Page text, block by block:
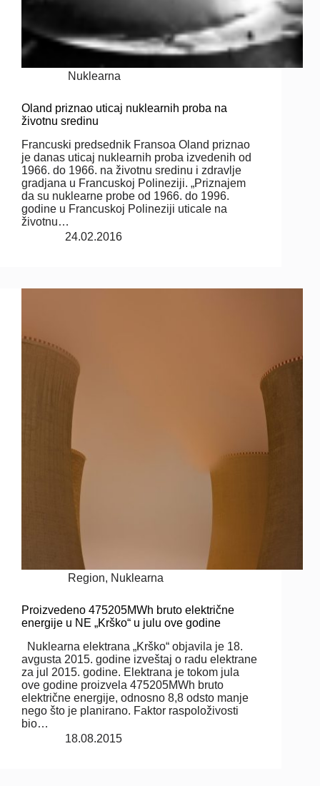
Nuklearna
Oland priznao uticaj nuklearnih proba na
životnu sredinu
Francuski predsednik Fransoa Oland priznao
je danas uticaj nuklearnih proba izvedenih od
1966. do 1966. na životnu sredinu i zdravlje
gradjana u Francuskoj Polineziji. „Priznajem
da su nuklearne probe od 1966. do 1996.
godine u Francuskoj Polineziji uticale na
životnu…
24.02.2016
Region, Nuklearna
Proizvedeno 475205MWh bruto električne
energije u NE „Krško“ u julu ove godine
Nuklearna elektrana „Krško“ objavila je 18.
avgusta 2015. godine izveštaj o radu elektrane
za jul 2015. godine. Elektrana je tokom jula
ove godine proizvela 475205MWh bruto
električne energije, odnosno 8,8 odsto manje
nego što je planirano. Faktor raspoloživosti
bio…
18.08.2015